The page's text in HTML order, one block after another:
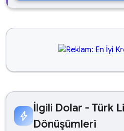
bolt
İlgili Dolar - Türk
Dönüşümleri